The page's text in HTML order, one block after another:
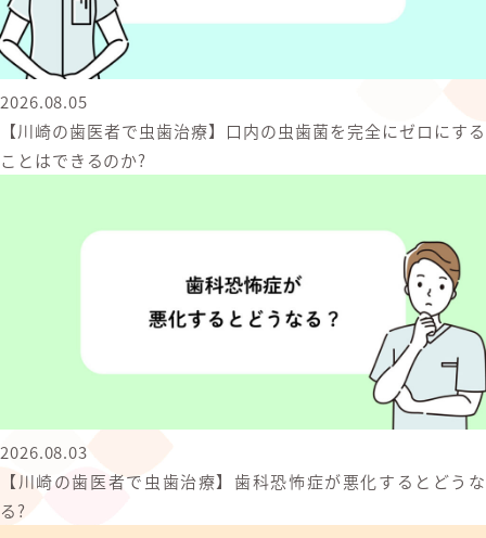
2026.08.05
【川崎の歯医者で虫歯治療】口内の虫歯菌を完全にゼロにする
ことはできるのか?
2026.08.03
【川崎の歯医者で虫歯治療】歯科恐怖症が悪化するとどうな
る?